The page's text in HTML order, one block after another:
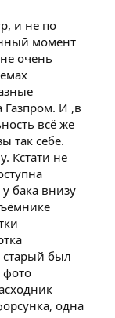
и не по
момент
очень
И ,в
всё же
так себе.
Кстати не
бака внизу
старый был
фото
одна